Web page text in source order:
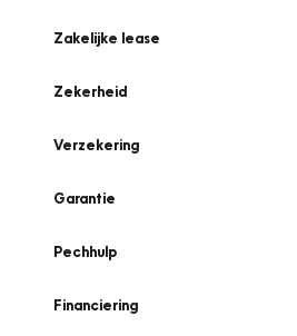
Zakelijke lease
Zekerheid
Verzekering
Garantie
Pechhulp
Financiering